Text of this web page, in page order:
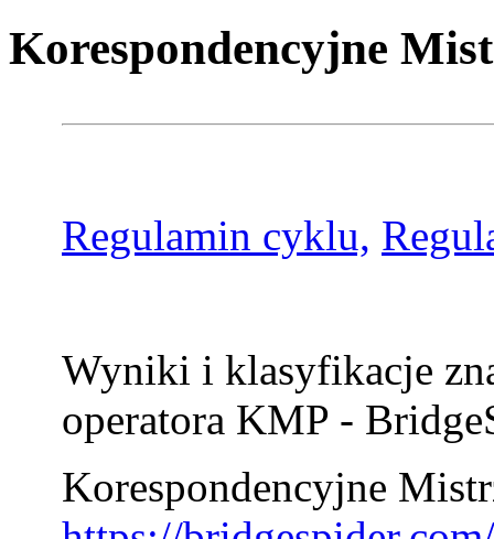
Korespondencyjne
Regulamin cyklu,
Wyniki i klasyfikacje
operatora KMP -
Korespondencyjne